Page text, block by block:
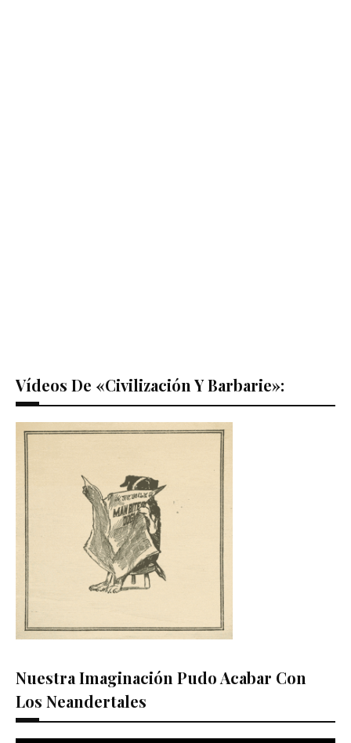
Vídeos De «Civilización Y Barbarie»:
Nuestra Imaginación Pudo Acabar Con
Los Neandertales